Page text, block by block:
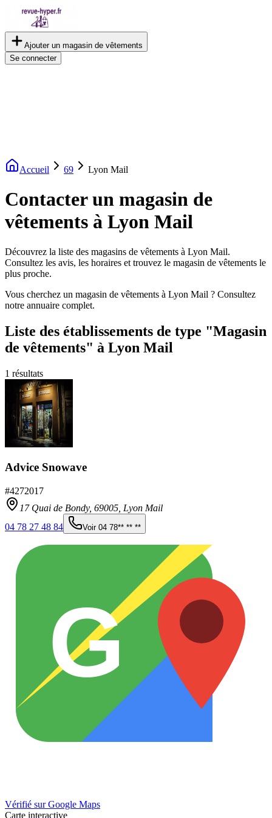
Ajouter un magasin de vêtements
Se connecter
Accueil 69 Lyon Mail
Contacter un magasin de
vêtements à Lyon Mail
Découvrez la liste des magasins de vêtements à Lyon Mail.
Consultez les avis, les horaires et trouvez le magasin de vêtements le
plus proche.
Vous cherchez un magasin de vêtements à Lyon Mail ? Consultez
notre annuaire complet.
Liste des établissements de type "Magasin
de vêtements" à Lyon Mail
1 résultats
Advice Snowave
#4272017
17 Quai de Bondy, 69005 Lyon Mail
04 78 27 48 84
Voir 04 78** ** **
G
Vérifié sur Google Maps
Carte interactive